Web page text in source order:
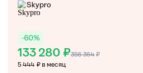
Skypro
-60%
133 280 ₽356 364 ₽
5 444 ₽ в месяц